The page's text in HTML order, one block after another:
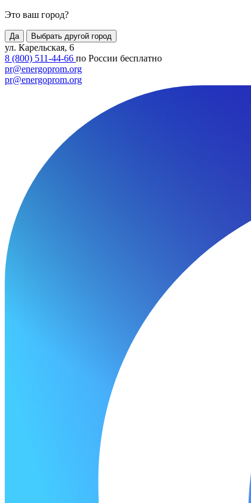
Это ваш город?
Да Выбрать другой город
ул. Карельская, 6
8 (800) 511-44-66 по России бесплатно
pr@energoprom.org
pr@energoprom.org